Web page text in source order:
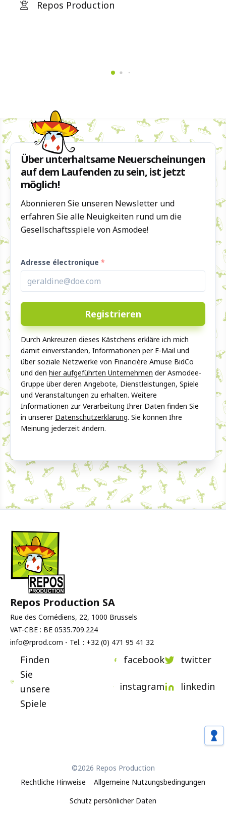
Repos Production
Über unterhaltsame Neuerscheinungen
auf dem Laufenden zu sein, ist jetzt
möglich!
Abonnieren Sie unseren Newsletter und
erfahren Sie alle Neuigkeiten rund um die
Gesellschaftsspiele von Asmodee!
Adresse électronique
Durch Ankreuzen dieses Kästchens erkläre ich mich
damit einverstanden, Informationen per E-Mail und
über soziale Netzwerke von Financière Amuse BidCo
und den hier aufgeführten Unternehmen der Asmodee-
Gruppe über deren Angebote, Dienstleistungen, Spiele
und Veranstaltungen zu erhalten. Weitere
Informationen zur Verarbeitung Ihrer Daten finden Sie
in unserer Datenschutzerklärung. Sie können Ihre
Meinung jederzeit ändern.
Repos Production SA
Rue des Comédiens, 22, 1000 Brussels
VAT-CBE : BE 0535.709.224
info@rprod.com - Tel. : +32 (0) 471 95 41 32
Finden
Sie
unsere
Spiele
facebook twitter
instagram linkedin
©2026 Repos Production
Rechtliche Hinweise
Allgemeine Nutzungsbedingungen
Schutz persönlicher Daten